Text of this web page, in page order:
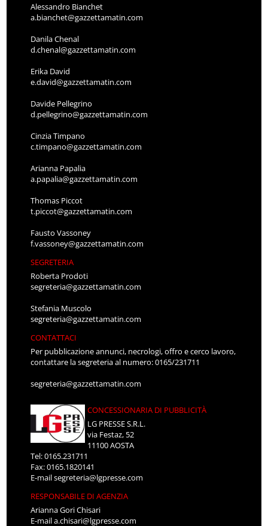
Alessandro Bianchet
a.bianchet@gazzettamatin.com
Danila Chenal
d.chenal@gazzettamatin.com
Erika David
e.david@gazzettamatin.com
Davide Pellegrino
d.pellegrino@gazzettamatin.com
Cinzia Timpano
c.timpano@gazzettamatin.com
Arianna Papalia
a.papalia@gazzettamatin.com
Thomas Piccot
t.piccot@gazzettamatin.com
Fausto Vassoney
f.vassoney@gazzettamatin.com
SEGRETERIA
Roberta Prodoti
segreteria@gazzettamatin.com
Stefania Muscolo
segreteria@gazzettamatin.com
CONTATTACI
Per pubblicazione annunci, necrologi, offro e cerco lavoro,
contattare la segreteria al numero: 0165/231711
segreteria@gazzettamatin.com
CONCESSIONARIA DI PUBBLICITÀ
LG PRESSE S.R.L.
via Festaz, 52
11100 AOSTA
Tel: 0165.231711
Fax: 0165.1820141
E-mailsegreteria@lgpresse.com
RESPONSABILE DI AGENZIA
Arianna Gori Chisari
E-maila.chisari@lgpresse.com